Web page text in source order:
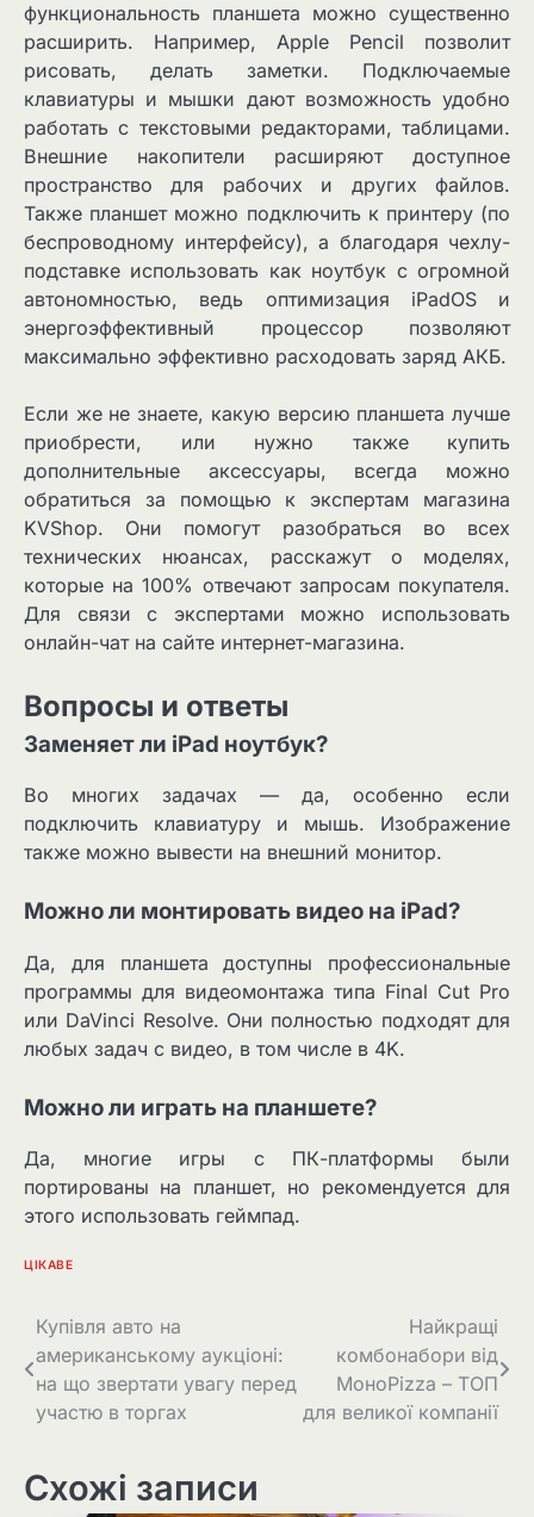
функциональность планшета можно существенно
расширить. Например, Apple Pencil позволит
рисовать, делать заметки. Подключаемые
клавиатуры и мышки дают возможность удобно
работать с текстовыми редакторами, таблицами.
Внешние накопители расширяют доступное
пространство для рабочих и других файлов.
Также планшет можно подключить к принтеру (по
беспроводному интерфейсу), а благодаря чехлу-
подставке использовать как ноутбук с огромной
автономностью, ведь оптимизация iPadOS и
энергоэффективный процессор позволяют
максимально эффективно расходовать заряд АКБ.
Если же не знаете, какую версию планшета лучше
приобрести, или нужно также купить
дополнительные аксессуары, всегда можно
обратиться за помощью к экспертам магазина
KVShop. Они помогут разобраться во всех
технических нюансах, расскажут о моделях,
которые на 100% отвечают запросам покупателя.
Для связи с экспертами можно использовать
онлайн-чат на сайте интернет-магазина.
Вопросы и ответы
Заменяет ли iPad ноутбук?
Во многих задачах — да, особенно если
подключить клавиатуру и мышь. Изображение
также можно вывести на внешний монитор.
Можно ли монтировать видео на iPad?
Да, для планшета доступны профессиональные
программы для видеомонтажа типа Final Cut Pro
или DaVinci Resolve. Они полностью подходят для
любых задач с видео, в том числе в 4K.
Можно ли играть на планшете?
Да, многие игры с ПК-платформы были
портированы на планшет, но рекомендуется для
этого использовать геймпад.
ЦІКАВЕ
Навігація
записів
Купівля авто на
американському аукціоні:
на що звертати увагу перед
участю в торгах
Найкращі
комбонабори від
МоноPizza – ТОП
для великої компанії
Схожі записи